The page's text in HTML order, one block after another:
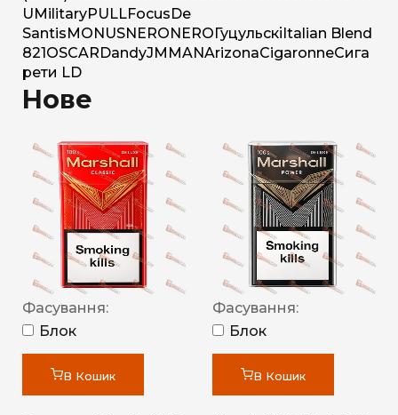
U MilitaryPULLFocus De
Santis MONUSNERO NERO Гуцульскі Italian Blend
821 OSCAR DandyJM MANArizonaCigaronneСига
рети LD
Нове
Фасування:
Блок
В Кошик
Фасування:
Блок
В Кошик